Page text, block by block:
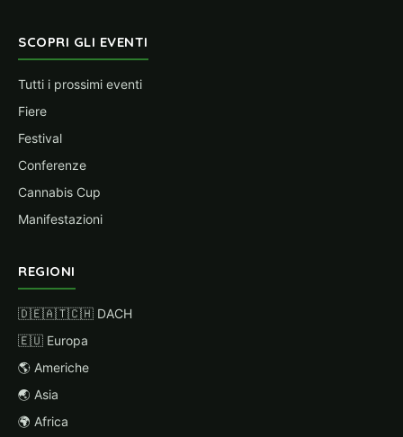
SCOPRI GLI EVENTI
Tutti i prossimi eventi
Fiere
Festival
Conferenze
Cannabis Cup
Manifestazioni
REGIONI
🇩🇪🇦🇹🇨🇭 DACH
🇪🇺 Europa
🌎 Americhe
🌏 Asia
🌍 Africa